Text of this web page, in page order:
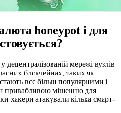
honeypot і для
мережі вузлів
блокчейнах, таких як
все більш популярними і
привабливою мішенню для
хакери атакували кілька смарт-